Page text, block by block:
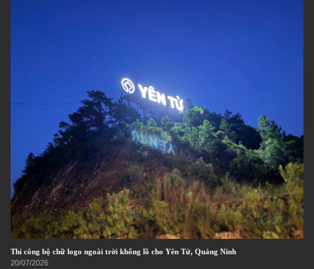
Thi công bộ chữ logo ngoài trời khổng lồ cho Yên Tử, Quảng Ninh
20/07/2026